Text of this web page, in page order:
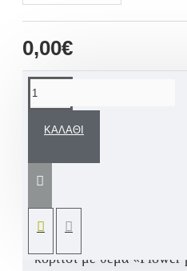
0,00€
ΚΑΛΆΘΙ
ξύλινο κάδρο κορνίζα με
βάση του ανάλογου
κορίτσι με θέμα